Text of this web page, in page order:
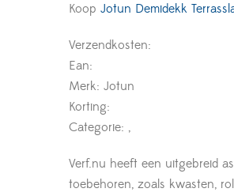
Koop Jotun Demidekk
Verzendkosten:
Ean:
Merk: Jotun
Korting:
Categorie: ,
Verf.nu heeft een uitgebreid
toebehoren, zoals kwasten,